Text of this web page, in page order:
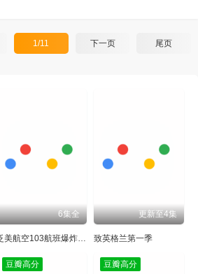
1/11 下一页 尾页
6集全
泛美航空103航班爆炸案第一季
更新至4集
致英格兰第一季
豆瓣高分 豆瓣高分